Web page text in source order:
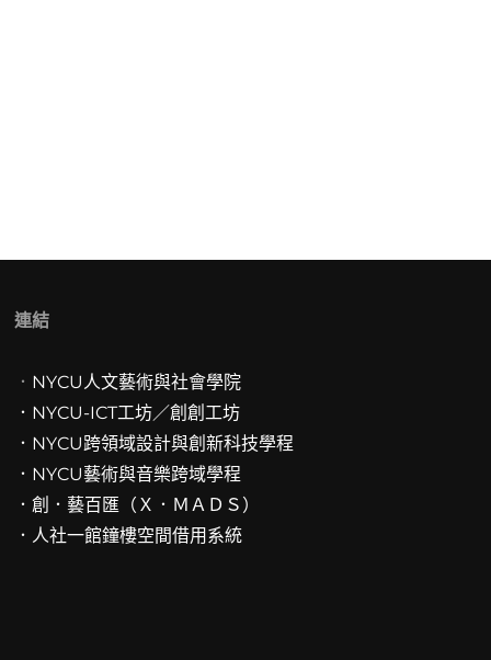
連結
． NYCU人文藝術與社會學院
．NYCU-ICT工坊／創創工坊
． NYCU跨領域設計與創新科技學程
． NYCU藝術與音樂跨域學程
．創．藝百匯（Ｘ．ＭＡＤＳ）
．人社一館鐘樓空間借用系統